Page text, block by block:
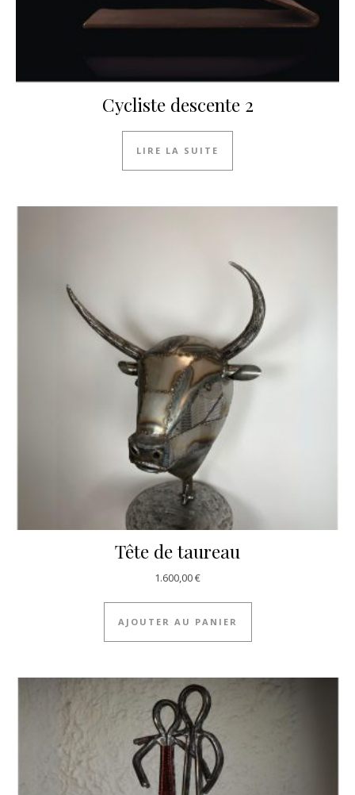
Cycliste descente 2
LIRE LA SUITE
Tête de taureau
1.600,00€
AJOUTER AU PANIER